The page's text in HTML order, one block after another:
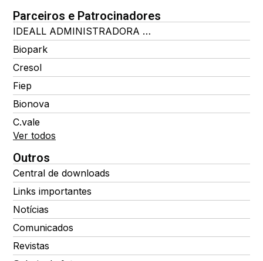
Parceiros e Patrocinadores
IDEALL ADMINISTRADORA DE BENEFÍCIOS
Biopark
Cresol
Fiep
Bionova
C.vale
Ver todos
Outros
Central de downloads
Links importantes
Notícias
Comunicados
Revistas